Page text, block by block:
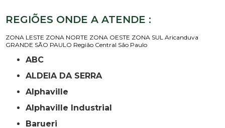
REGIÕES ONDE A ATENDE :
ZONA LESTE ZONA NORTE ZONA OESTE ZONA SUL Aricanduva
GRANDE SÃO PAULO Região Central São Paulo
ABC
ALDEIA DA SERRA
Alphaville
Alphaville Industrial
Barueri